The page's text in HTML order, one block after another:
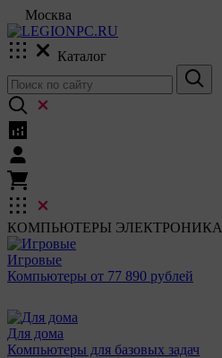
Москва
Каталог
КОМПЬЮТЕРЫ ЭЛЕКТРОНИКА
Игровые
Компьютеры от 77 890 рублей
Для дома
Компьютеры для базовых задач